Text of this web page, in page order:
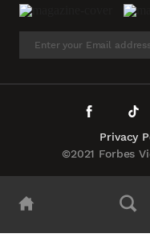
©2021 Forbes
Privacy